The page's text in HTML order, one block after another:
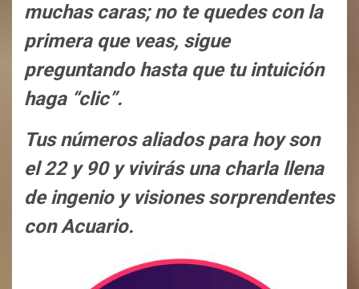
muchas caras; no te quedes con la
primera que veas, sigue
preguntando hasta que tu intuición
haga “clic”.
Tus números aliados para hoy son
el 22 y 90 y vivirás una charla llena
de ingenio y visiones sorprendentes
con Acuario.